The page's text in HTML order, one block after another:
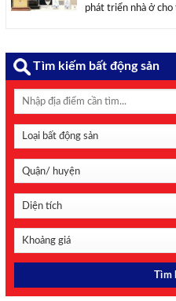
phát triển nhà ở cho
Tìm kiếm bất động sản